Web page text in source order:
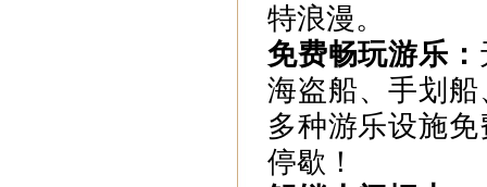
特浪漫。
免费畅玩游乐：
海盗船、手划
多种游乐设施
停歇！